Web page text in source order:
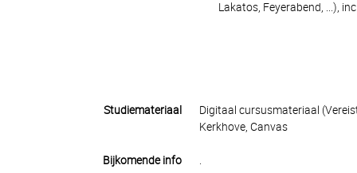
Lakatos, Feyerabend, ...),
Studiemateriaal
Digitaal cursusmateriaal
Kerkhove, Canvas
Bijkomende info